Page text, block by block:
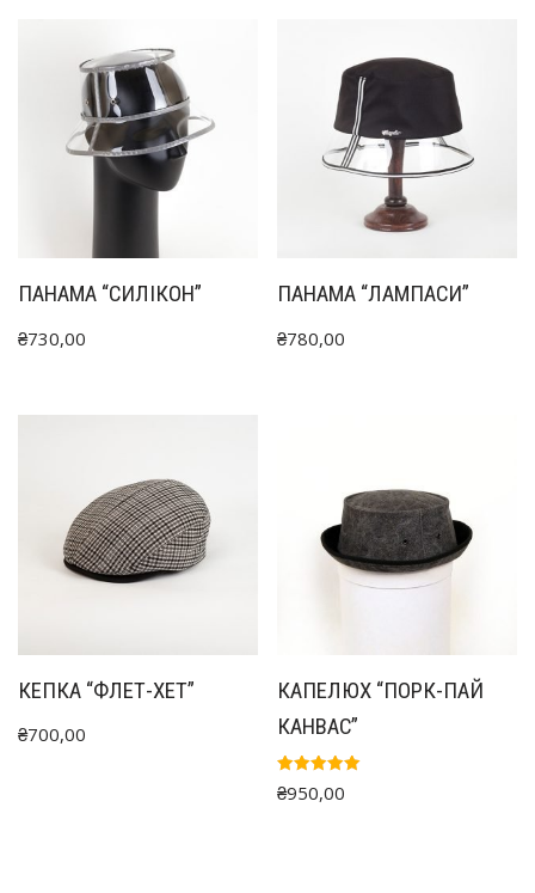
ПАНАМА “СИЛІКОН”
₴730,00
ПАНАМА “ЛАМПАСИ”
₴780,00
КЕПКА “ФЛЕТ-ХЕТ”
₴700,00
КАПЕЛЮХ “ПОРК-ПАЙ
КАНВАС”
Оцінено в
5.00
₴950,00